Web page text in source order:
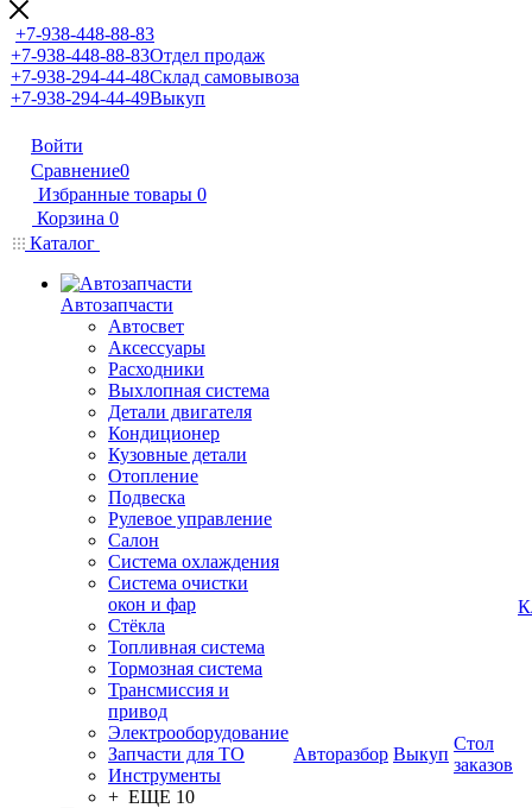
+7-938-448-88-83
+7-938-448-88-83Отдел продаж
+7-938-294-44-48Склад самовывоза
+7-938-294-44-49Выкуп
Войти
Сравнение0
Избранные товары 0
Корзина 0
Каталог
Автозапчасти
Автосвет
Аксессуары
Расходники
Выхлопная система
Детали двигателя
Кондиционер
Кузовные детали
Отопление
Подвеска
Рулевое управление
Салон
Система охлаждения
Система очистки
окон и фар
Стёкла
Топливная система
Тормозная система
Трансмиссия и
привод
Электрооборудование
Запчасти для ТО
Инструменты
+ ЕЩЕ 10
Авторазбор Выкуп
Стол
заказов